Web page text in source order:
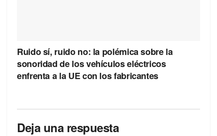
Ruido sí, ruido no: la polémica sobre la
sonoridad de los vehículos eléctricos
enfrenta a la UE con los fabricantes
Deja una respuesta